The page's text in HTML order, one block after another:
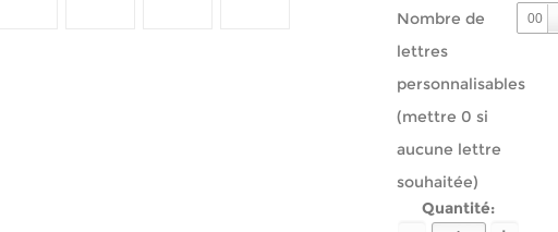
Nombre de
lettres
personnalisables
(mettre 0 si
aucune lettre
souhaitée)
00
Quantité: